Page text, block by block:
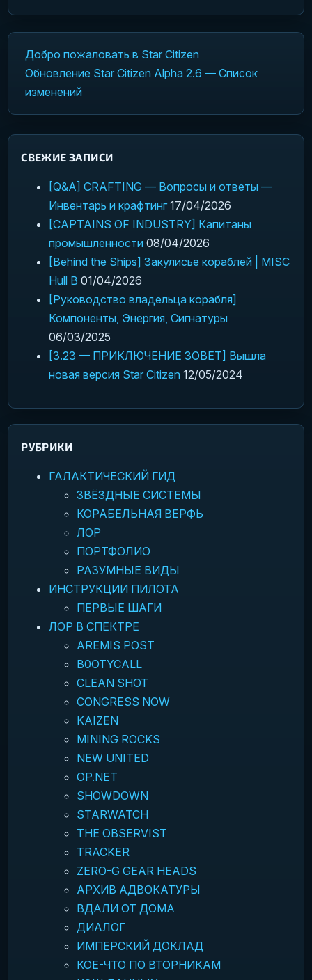
Навигация по записям
Добро пожаловать в Star Citizen
Обновление Star Citizen Alpha 2.6 — Список
изменений
СВЕЖИЕ ЗАПИСИ
[Q&A] CRAFTING — Вопросы и ответы —
Инвентарь и крафтинг 17/04/2026
[CAPTAINS OF INDUSTRY] Капитаны
промышленности 08/04/2026
[Behind the Ships] Закулисье кораблей | MISC
Hull B 01/04/2026
[Руководство владельца корабля]
Компоненты, Энергия, Сигнатуры
06/03/2025
[3.23 — ПРИКЛЮЧЕНИЕ ЗОВЕТ] Вышла
новая версия Star Citizen 12/05/2024
РУБРИКИ
ГАЛАКТИЧЕСКИЙ ГИД
ЗВЁЗДНЫЕ СИСТЕМЫ
КОРАБЕЛЬНАЯ ВЕРФЬ
ЛОР
ПОРТФОЛИО
РАЗУМНЫЕ ВИДЫ
ИНСТРУКЦИИ ПИЛОТА
ПЕРВЫЕ ШАГИ
ЛОР В СПЕКТРЕ
AREMIS POST
B0OTYCALL
CLEAN SHOT
CONGRESS NOW
KAIZEN
MINING ROCKS
NEW UNITED
OP.NET
SHOWDOWN
STARWATCH
THE OBSERVIST
TRACKER
ZERO-G GEAR HEADS
АРХИВ АДВОКАТУРЫ
ВДАЛИ ОТ ДОМА
ДИАЛОГ
ИМПЕРСКИЙ ДОКЛАД
КОЕ-ЧТО ПО ВТОРНИКАМ